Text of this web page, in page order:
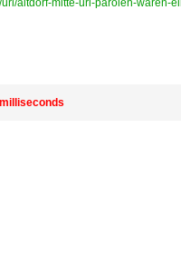
altdorf-mitte-uri-parolen-waren-